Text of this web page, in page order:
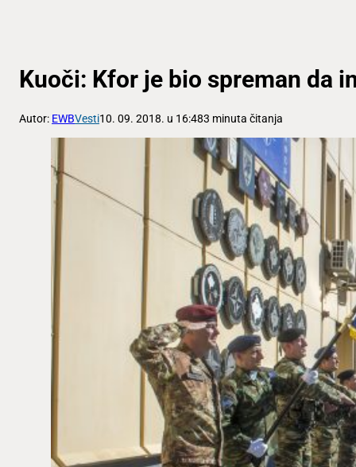
Kuoči: Kfor je bio spreman da
Autor: EWBVesti10. 09. 2018. u 16:483 minuta čitanja